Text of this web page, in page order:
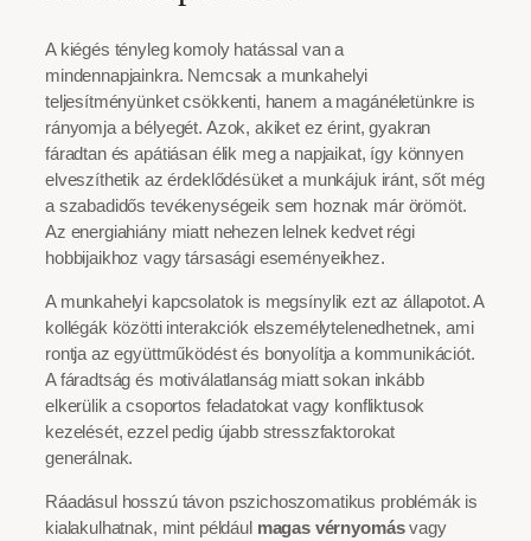
A kiégés tényleg komoly hatással van a
mindennapjainkra. Nemcsak a munkahelyi
teljesítményünket csökkenti, hanem a magánéletünkre is
rányomja a bélyegét. Azok, akiket ez érint, gyakran
fáradtan és apátiásan élik meg a napjaikat, így könnyen
elveszíthetik az érdeklődésüket a munkájuk iránt, sőt még
a szabadidős tevékenységeik sem hoznak már örömöt.
Az energiahiány miatt nehezen lelnek kedvet régi
hobbijaikhoz vagy társasági eseményeikhez.
A munkahelyi kapcsolatok is megsínylik ezt az állapotot. A
kollégák közötti interakciók elszemélytelenedhetnek, ami
rontja az együttműködést és bonyolítja a kommunikációt.
A fáradtság és motiválatlanság miatt sokan inkább
elkerülik a csoportos feladatokat vagy konfliktusok
kezelését, ezzel pedig újabb stresszfaktorokat
generálnak.
Ráadásul hosszú távon pszichoszomatikus problémák is
kialakulhatnak, mint például magas vérnyomásvagy